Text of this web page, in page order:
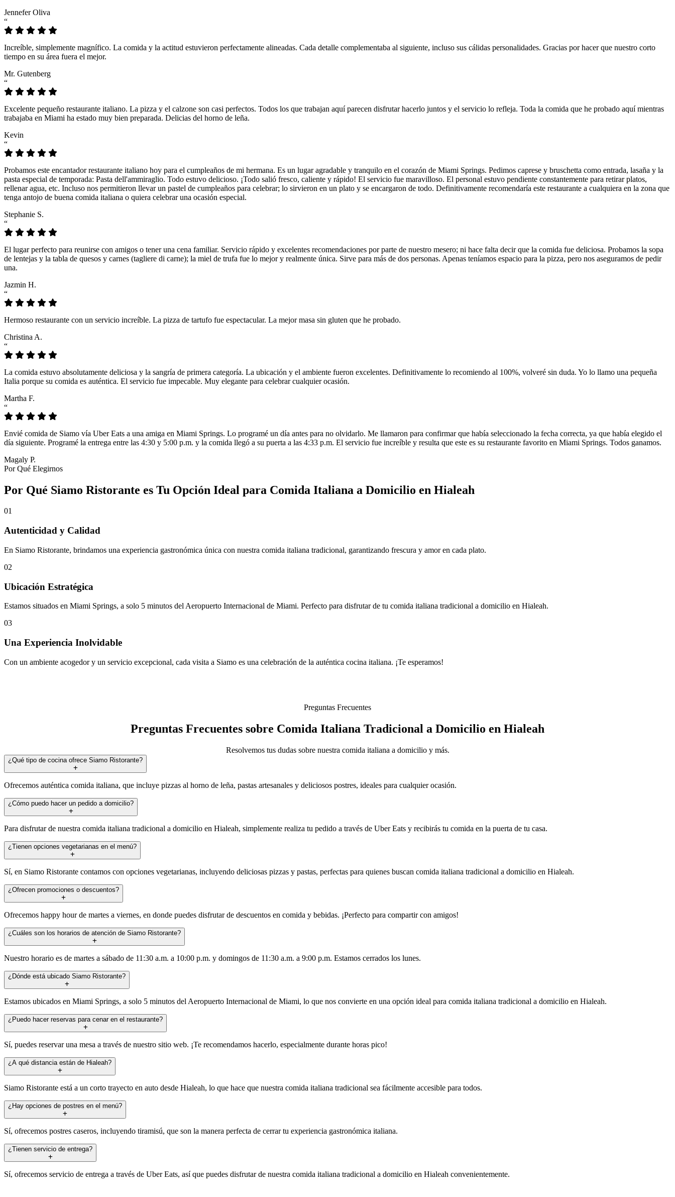
Jennefer Oliva
“
Increíble, simplemente magnífico. La comida y la actitud estuvieron perfectamente alineadas. Cada detalle complementaba al siguiente, incluso sus cálidas personalidades. Gracias por hacer que nuestro corto
tiempo en su área fuera el mejor.
Mr. Gutenberg
“
Excelente pequeño restaurante italiano. La pizza y el calzone son casi perfectos. Todos los que trabajan aquí parecen disfrutar hacerlo juntos y el servicio lo refleja. Toda la comida que he probado aquí mientras
trabajaba en Miami ha estado muy bien preparada. Delicias del horno de leña.
Kevin
“
Probamos este encantador restaurante italiano hoy para el cumpleaños de mi hermana. Es un lugar agradable y tranquilo en el corazón de Miami Springs. Pedimos caprese y bruschetta como entrada, lasaña y la
pasta especial de temporada: Pasta dell'ammiraglio. Todo estuvo delicioso. ¡Todo salió fresco, caliente y rápido! El servicio fue maravilloso. El personal estuvo pendiente constantemente para retirar platos,
rellenar agua, etc. Incluso nos permitieron llevar un pastel de cumpleaños para celebrar; lo sirvieron en un plato y se encargaron de todo. Definitivamente recomendaría este restaurante a cualquiera en la zona que
tenga antojo de buena comida italiana o quiera celebrar una ocasión especial.
Stephanie S.
“
El lugar perfecto para reunirse con amigos o tener una cena familiar. Servicio rápido y excelentes recomendaciones por parte de nuestro mesero; ni hace falta decir que la comida fue deliciosa. Probamos la sopa
de lentejas y la tabla de quesos y carnes (tagliere di carne); la miel de trufa fue lo mejor y realmente única. Sirve para más de dos personas. Apenas teníamos espacio para la pizza, pero nos aseguramos de pedir
una.
Jazmin H.
“
Hermoso restaurante con un servicio increíble. La pizza de tartufo fue espectacular. La mejor masa sin gluten que he probado.
Christina A.
“
La comida estuvo absolutamente deliciosa y la sangría de primera categoría. La ubicación y el ambiente fueron excelentes. Definitivamente lo recomiendo al 100%, volveré sin duda. Yo lo llamo una pequeña
Italia porque su comida es auténtica. El servicio fue impecable. Muy elegante para celebrar cualquier ocasión.
Martha F.
“
Envié comida de Siamo vía Uber Eats a una amiga en Miami Springs. Lo programé un día antes para no olvidarlo. Me llamaron para confirmar que había seleccionado la fecha correcta, ya que había elegido el
día siguiente. Programé la entrega entre las 4:30 y 5:00 p.m. y la comida llegó a su puerta a las 4:33 p.m. El servicio fue increíble y resulta que este es su restaurante favorito en Miami Springs. Todos ganamos.
Magaly P.
Por Qué Elegirnos
Por Qué Siamo Ristorante es Tu Opción Ideal para Comida Italiana a Domicilio en Hialeah
01
Autenticidad y Calidad
En Siamo Ristorante, brindamos una experiencia gastronómica única con nuestra comida italiana tradicional, garantizando frescura y amor en cada plato.
02
Ubicación Estratégica
Estamos situados en Miami Springs, a solo 5 minutos del Aeropuerto Internacional de Miami. Perfecto para disfrutar de tu comida italiana tradicional a domicilio en Hialeah.
03
Una Experiencia Inolvidable
Con un ambiente acogedor y un servicio excepcional, cada visita a Siamo es una celebración de la auténtica cocina italiana. ¡Te esperamos!
Preguntas Frecuentes
Preguntas Frecuentes sobre Comida Italiana Tradicional a Domicilio en Hialeah
Resolvemos tus dudas sobre nuestra comida italiana a domicilio y más.
¿Qué tipo de cocina ofrece Siamo Ristorante?
Ofrecemos auténtica comida italiana, que incluye pizzas al horno de leña, pastas artesanales y deliciosos postres, ideales para cualquier ocasión.
¿Cómo puedo hacer un pedido a domicilio?
Para disfrutar de nuestra comida italiana tradicional a domicilio en Hialeah, simplemente realiza tu pedido a través de Uber Eats y recibirás tu comida en la puerta de tu casa.
¿Tienen opciones vegetarianas en el menú?
Sí, en Siamo Ristorante contamos con opciones vegetarianas, incluyendo deliciosas pizzas y pastas, perfectas para quienes buscan comida italiana tradicional a domicilio en Hialeah.
¿Ofrecen promociones o descuentos?
Ofrecemos happy hour de martes a viernes, en donde puedes disfrutar de descuentos en comida y bebidas. ¡Perfecto para compartir con amigos!
¿Cuáles son los horarios de atención de Siamo Ristorante?
Nuestro horario es de martes a sábado de 11:30 a.m. a 10:00 p.m. y domingos de 11:30 a.m. a 9:00 p.m. Estamos cerrados los lunes.
¿Dónde está ubicado Siamo Ristorante?
Estamos ubicados en Miami Springs, a solo 5 minutos del Aeropuerto Internacional de Miami, lo que nos convierte en una opción ideal para comida italiana tradicional a domicilio en Hialeah.
¿Puedo hacer reservas para cenar en el restaurante?
Sí, puedes reservar una mesa a través de nuestro sitio web. ¡Te recomendamos hacerlo, especialmente durante horas pico!
¿A qué distancia están de Hialeah?
Siamo Ristorante está a un corto trayecto en auto desde Hialeah, lo que hace que nuestra comida italiana tradicional sea fácilmente accesible para todos.
¿Hay opciones de postres en el menú?
Sí, ofrecemos postres caseros, incluyendo tiramisú, que son la manera perfecta de cerrar tu experiencia gastronómica italiana.
¿Tienen servicio de entrega?
Sí, ofrecemos servicio de entrega a través de Uber Eats, así que puedes disfrutar de nuestra comida italiana tradicional a domicilio en Hialeah convenientemente.